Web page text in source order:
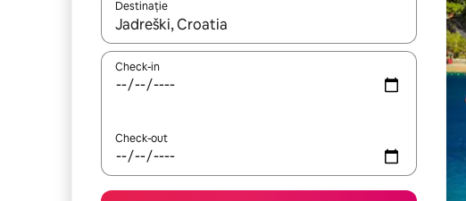
Destinație
Când se încarcă rezultatele, navighează folosind tastele
Check-in
Check-out